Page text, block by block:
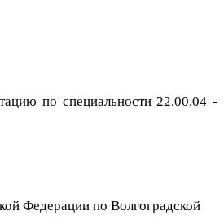
по специальности 22.00.04 -
Федерации по Волгоградской